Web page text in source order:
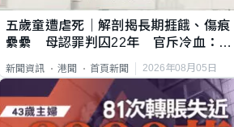
五歲童遭虐死｜解剖揭長期捱餓、傷痕
纍纍 母認罪判囚22年 官斥冷血：同
新聞資訊 港聞 首頁新聞 2026年08月05日